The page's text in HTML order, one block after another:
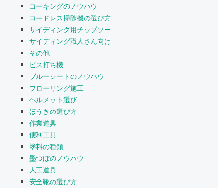
コーキングのノウハウ
コードレス掃除機の選び方
サイディング用チップソー
サイディング職人さん向け
その他
ビス打ち機
ブルーシートのノウハウ
フローリング施工
ヘルメット選び
ほうきの選び方
作業道具
便利工具
塗料の種類
墨つぼのノウハウ
大工道具
安全靴の選び方